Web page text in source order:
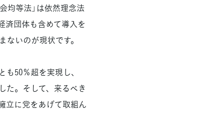
均等法」は依然理念法
済団体も含めて導入を
ないのが現状です。
50％超を実現し、
た。そして、来るべき
立に党をあげて取組ん